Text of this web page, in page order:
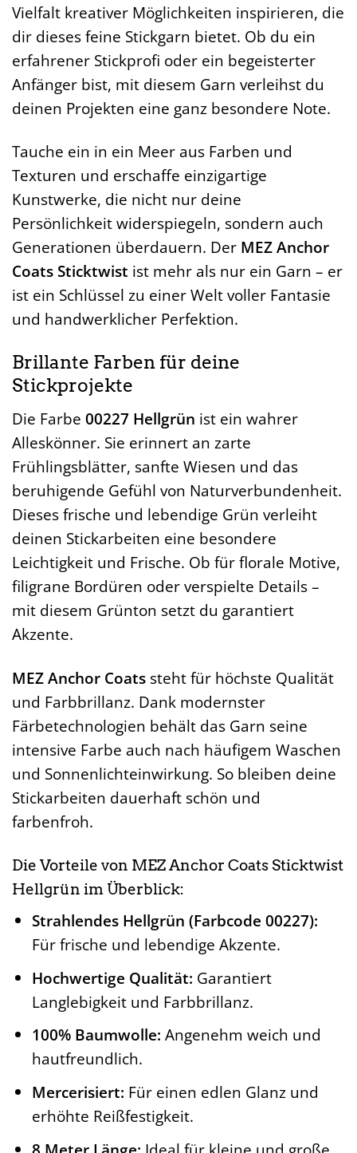
Vielfalt kreativer Möglichkeiten inspirieren, die
dir dieses feine Stickgarn bietet. Ob du ein
erfahrener Stickprofi oder ein begeisterter
Anfänger bist, mit diesem Garn verleihst du
deinen Projekten eine ganz besondere Note.
Tauche ein in ein Meer aus Farben und
Texturen und erschaffe einzigartige
Kunstwerke, die nicht nur deine
Persönlichkeit widerspiegeln, sondern auch
Generationen überdauern. Der MEZ Anchor
Coats Sticktwist ist mehr als nur ein Garn – er
ist ein Schlüssel zu einer Welt voller Fantasie
und handwerklicher Perfektion.
Brillante Farben für deine
Stickprojekte
Die Farbe 00227 Hellgrün ist ein wahrer
Alleskönner. Sie erinnert an zarte
Frühlingsblätter, sanfte Wiesen und das
beruhigende Gefühl von Naturverbundenheit.
Dieses frische und lebendige Grün verleiht
deinen Stickarbeiten eine besondere
Leichtigkeit und Frische. Ob für florale Motive,
filigrane Bordüren oder verspielte Details –
mit diesem Grünton setzt du garantiert
Akzente.
MEZ Anchor Coats steht für höchste Qualität
und Farbbrillanz. Dank modernster
Färbetechnologien behält das Garn seine
intensive Farbe auch nach häufigem Waschen
und Sonnenlichteinwirkung. So bleiben deine
Stickarbeiten dauerhaft schön und
farbenfroh.
Die Vorteile von MEZ Anchor Coats Sticktwist
Hellgrün im Überblick:
Strahlendes Hellgrün (Farbcode 00227):
Für frische und lebendige Akzente.
Hochwertige Qualität: Garantiert
Langlebigkeit und Farbbrillanz.
100% Baumwolle: Angenehm weich und
hautfreundlich.
Mercerisiert: Für einen edlen Glanz und
erhöhte Reißfestigkeit.